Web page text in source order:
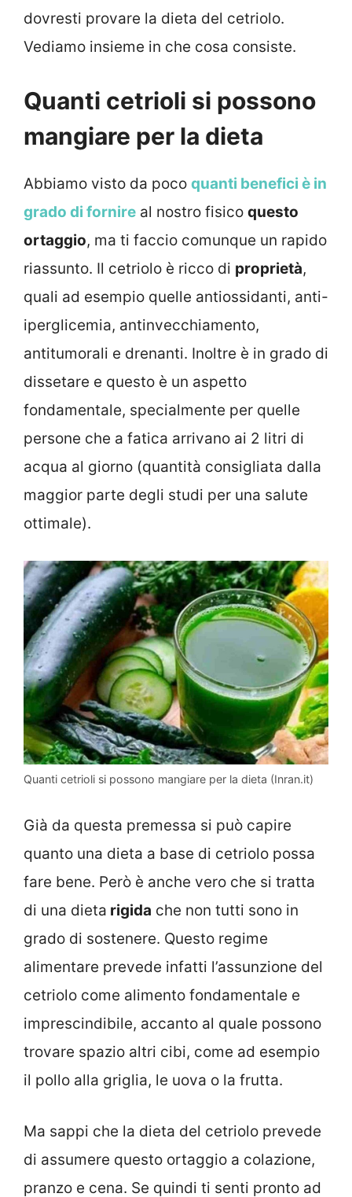
dovresti provare la dieta del cetriolo.
Vediamo insieme in che cosa consiste.
Quanti cetrioli si possono
mangiare per la dieta
Abbiamo visto da poco quanti benefici è in
grado di fornire al nostro fisico questo
ortaggio, ma ti faccio comunque un rapido
riassunto. Il cetriolo è ricco di proprietà,
quali ad esempio quelle antiossidanti, anti-
iperglicemia, antinvecchiamento,
antitumorali e drenanti. Inoltre è in grado di
dissetare e questo è un aspetto
fondamentale, specialmente per quelle
persone che a fatica arrivano ai 2 litri di
acqua al giorno (quantità consigliata dalla
maggior parte degli studi per una salute
ottimale).
Quanti cetrioli si possono mangiare per la dieta (Inran.it)
Già da questa premessa si può capire
quanto una dieta a base di cetriolo possa
fare bene. Però è anche vero che si tratta
di una dieta rigida che non tutti sono in
grado di sostenere. Questo regime
alimentare prevede infatti l’assunzione del
cetriolo come alimento fondamentale e
imprescindibile, accanto al quale possono
trovare spazio altri cibi, come ad esempio
il pollo alla griglia, le uova o la frutta.
Ma sappi che la dieta del cetriolo prevede
di assumere questo ortaggio a colazione,
pranzo e cena. Se quindi ti senti pronto ad